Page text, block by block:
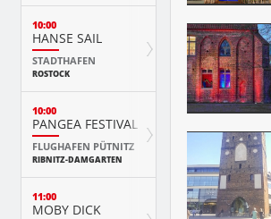
10:00
HANSE SAIL
STADTHAFEN
ROSTOCK
10:00
PANGEA FESTIVAL
FLUGHAFEN PÜTNITZ
RIBNITZ-DAMGARTEN
11:00
MOBY DICK